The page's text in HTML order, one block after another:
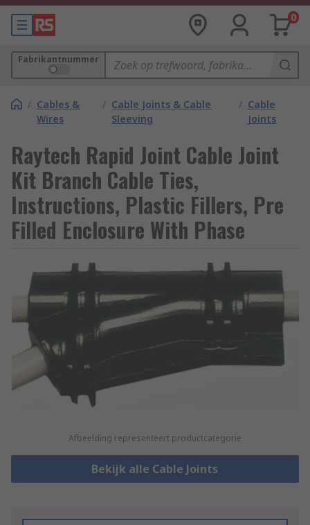
0
Fabrikantnummer
/ Cables &
Wires
/ Cable Joints & Cable
Sleeving
/ Cable
Joints
Raytech Rapid Joint Cable Joint
Kit Branch Cable Ties,
Instructions, Plastic Fillers, Pre
Filled Enclosure With Phase
Afbeelding representeert productcategorie
Bekijk alle Cable Joints